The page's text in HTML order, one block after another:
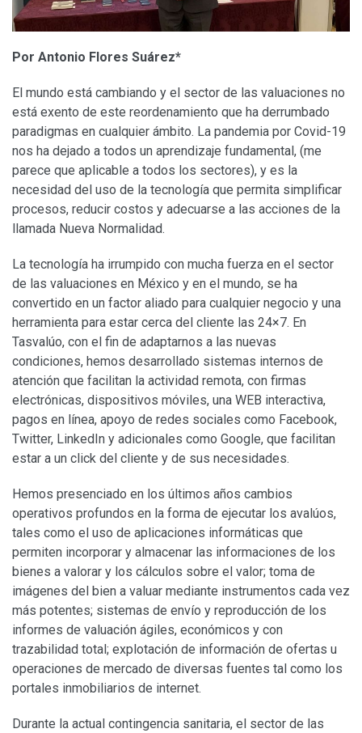
Por Antonio Flores Suárez*
El mundo está cambiando y el sector de las valuaciones no
está exento de este reordenamiento que ha derrumbado
paradigmas en cualquier ámbito. La pandemia por Covid-19
nos ha dejado a todos un aprendizaje fundamental, (me
parece que aplicable a todos los sectores), y es la
necesidad del uso de la tecnología que permita simplificar
procesos, reducir costos y adecuarse a las acciones de la
llamada Nueva Normalidad.
La tecnología ha irrumpido con mucha fuerza en el sector
de las valuaciones en México y en el mundo, se ha
convertido en un factor aliado para cualquier negocio y una
herramienta para estar cerca del cliente las 24×7. En
Tasvalúo, con el fin de adaptarnos a las nuevas
condiciones, hemos desarrollado sistemas internos de
atención que facilitan la actividad remota, con firmas
electrónicas, dispositivos móviles, una WEB interactiva,
pagos en línea, apoyo de redes sociales como Facebook,
Twitter, LinkedIn y adicionales como Google, que facilitan
estar a un click del cliente y de sus necesidades.
Hemos presenciado en los últimos años cambios
operativos profundos en la forma de ejecutar los avalúos,
tales como el uso de aplicaciones informáticas que
permiten incorporar y almacenar las informaciones de los
bienes a valorar y los cálculos sobre el valor; toma de
imágenes del bien a valuar mediante instrumentos cada vez
más potentes; sistemas de envío y reproducción de los
informes de valuación ágiles, económicos y con
trazabilidad total; explotación de información de ofertas u
operaciones de mercado de diversas fuentes tal como los
portales inmobiliarios de internet.
Durante la actual contingencia sanitaria, el sector de las